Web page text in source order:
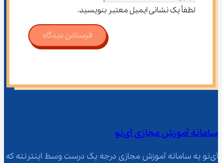
لطفاً یک نشانی ایمیل معتبر بنویسید.
فرستادن دیدگاه
سامانه آموزش مجازی آی‌نو
آی‌نو یه سامانه آموزش مجازی درجه یک درست وسط اینترنته که